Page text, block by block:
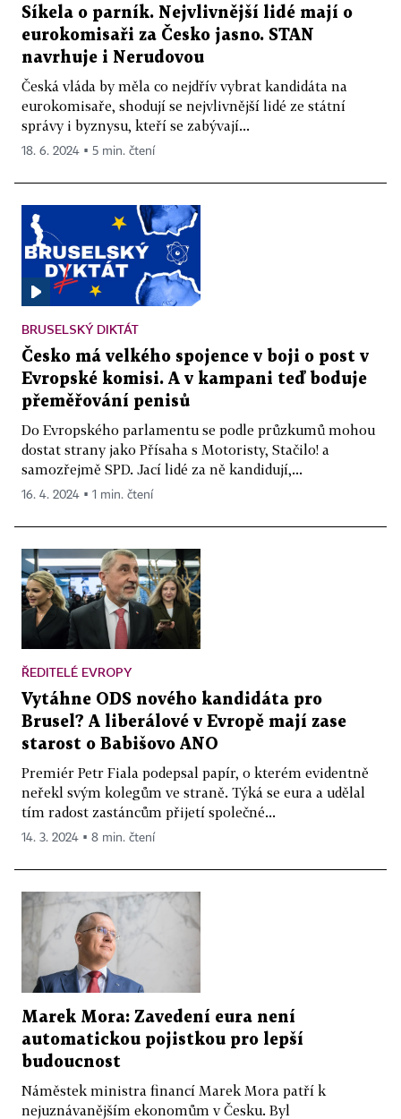
Síkela o parník. Nejvlivnější lidé mají o
eurokomisaři za Česko jasno. STAN
navrhuje i Nerudovou
Česká vláda by měla co nejdřív vybrat kandidáta na
eurokomisaře, shodují se nejvlivnější lidé ze státní
správy i byznysu, kteří se zabývají...
18. 6. 2024 ▪ 5 min. čtení
BRUSELSKÝ DIKTÁT
Česko má velkého spojence v boji o post v
Evropské komisi. A v kampani teď boduje
přeměřování penisů
Do Evropského parlamentu se podle průzkumů mohou
dostat strany jako Přísaha s Motoristy, Stačilo! a
samozřejmě SPD. Jací lidé za ně kandidují,...
16. 4. 2024 ▪ 1 min. čtení
ŘEDITELÉ EVROPY
Vytáhne ODS nového kandidáta pro
Brusel? A liberálové v Evropě mají zase
starost o Babišovo ANO
Premiér Petr Fiala podepsal papír, o kterém evidentně
neřekl svým kolegům ve straně. Týká se eura a udělal
tím radost zastáncům přijetí společné...
14. 3. 2024 ▪ 8 min. čtení
Marek Mora: Zavedení eura není
automatickou pojistkou pro lepší
budoucnost
Náměstek ministra financí Marek Mora patří k
nejuznávanějším ekonomům v Česku. Byl